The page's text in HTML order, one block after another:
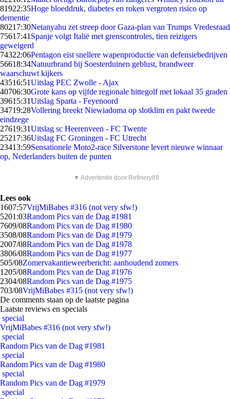
81922:35Hoge bloeddruk, diabetes en roken vergroten risico op
dementie
80217:30Netanyahu zet streep door Gaza-plan van Trumps Vredesraad
75617:41 Spanje volgt Italië met grenscontroles, tien reizigers
geweigerd
74322:06Pentagon eist snellere wapenproductie van defensiebedrijven
56618:34Natuurbrand bij Soesterduinen geblust, brandweer
waarschuwt kijkers
43516:51Uitslag PEC Zwolle - Ajax
40706:30Grote kans op vijfde regionale hittegolf met lokaal 35 graden
39615:31Uitslag Sparta - Feyenoord
34719:28Vollering breekt Niewiadoma op slotklim en pakt tweede
eindzege
27619:31Uitslag sc Heerenveen - FC Twente
25217:36Uitslag FC Groningen - FC Utrecht
23413:59Sensationele Moto2-race Silverstone levert nieuwe winnaar
op, Nederlanders buiten de punten
▼ Advertentie door Refinery89
Lees ook
1607:57VrijMiBabes #316 (not very sfw!)
5201:03Random Pics van de Dag #1981
7609/08Random Pics van de Dag #1980
3508/08Random Pics van de Dag #1979
2007/08Random Pics van de Dag #1978
3806/08Random Pics van de Dag #1977
505/08Zomervakantieweerbericht: aanhoudend zomers
1205/08Random Pics van de Dag #1976
2304/08Random Pics van de Dag #1975
703/08VrijMiBabes #315 (not very sfw!)
De comments staan op de laatste pagina
Laatste reviews en specials
special
VrijMiBabes #316 (not very sfw!)
special
Random Pics van de Dag #1981
special
Random Pics van de Dag #1980
special
Random Pics van de Dag #1979
special